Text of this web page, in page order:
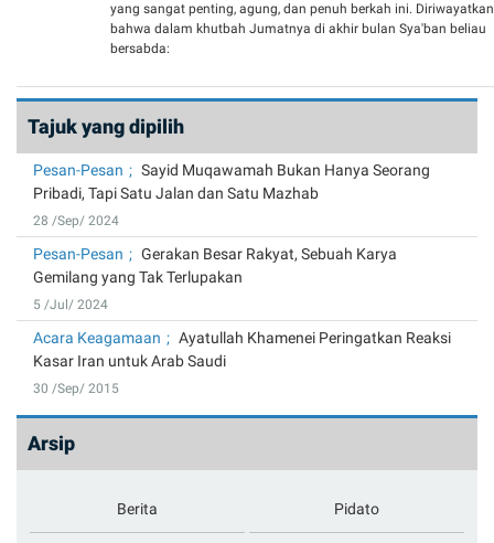
yang sangat penting, agung, dan penuh berkah ini. Diriwayatkan
bahwa dalam khutbah Jumatnya di akhir bulan Sya'ban beliau
bersabda:
Tajuk yang dipilih
Pesan-Pesan
Sayid Muqawamah Bukan Hanya Seorang
Pribadi, Tapi Satu Jalan dan Satu Mazhab
28 /Sep/ 2024
Pesan-Pesan
Gerakan Besar Rakyat, Sebuah Karya
Gemilang yang Tak Terlupakan
5 /Jul/ 2024
Acara Keagamaan
Ayatullah Khamenei Peringatkan Reaksi
Kasar Iran untuk Arab Saudi
30 /Sep/ 2015
Arsip
Berita Pidato